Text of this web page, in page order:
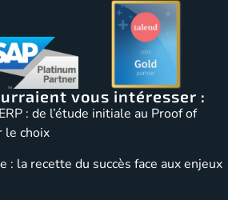
vous intéresser :
: de l’étude initiale au Proof of
le choix
: la recette du succès face aux enjeux